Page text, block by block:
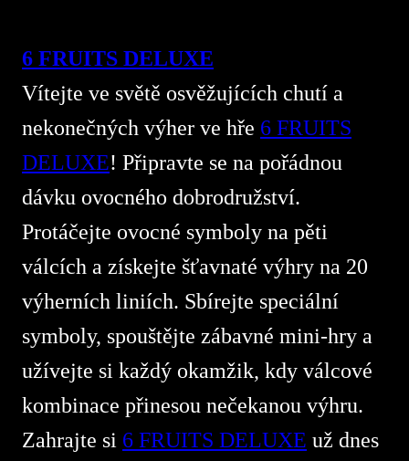
6 FRUITS DELUXE
Vítejte ve světě osvěžujících chutí a
nekonečných výher ve hře 6 FRUITS
DELUXE! Připravte se na pořádnou
dávku ovocného dobrodružství.
Protáčejte ovocné symboly na pěti
válcích a získejte šťavnaté výhry na 20
výherních liniích. Sbírejte speciální
symboly, spouštějte zábavné mini-hry a
užívejte si každý okamžik, kdy válcové
kombinace přinesou nečekanou výhru.
Zahrajte si 6 FRUITS DELUXE už dnes